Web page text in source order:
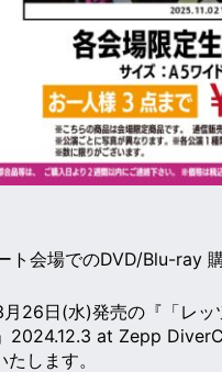
ト会場でのDVD/Blu-ray
26日(水)発売の『「レッ
2024.12.3 at Zepp
します。